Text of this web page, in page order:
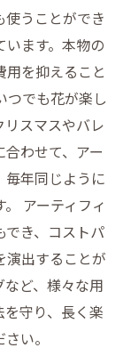
うことができ
ます。本物の
を抑えること
つでも花が楽し
スマスやバレ
わせて、アー
毎年同じように
アーティフィ
でき、コストパ
演出することが
ど、様々な用
守り、長く楽
い。